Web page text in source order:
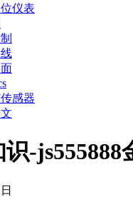
仪表
感器
-js555888